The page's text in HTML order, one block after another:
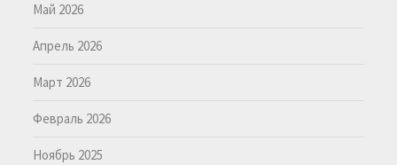
Май 2026
Апрель 2026
Март 2026
Февраль 2026
Ноябрь 2025